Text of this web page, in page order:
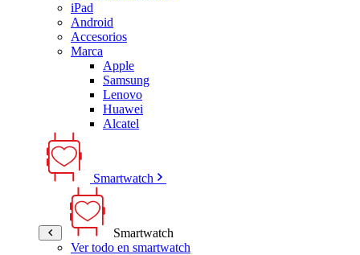
iPad
Android
Accesorios
Marca
Apple
Samsung
Lenovo
Huawei
Alcatel
Smartwatch
Smartwatch
Ver todo en smartwatch